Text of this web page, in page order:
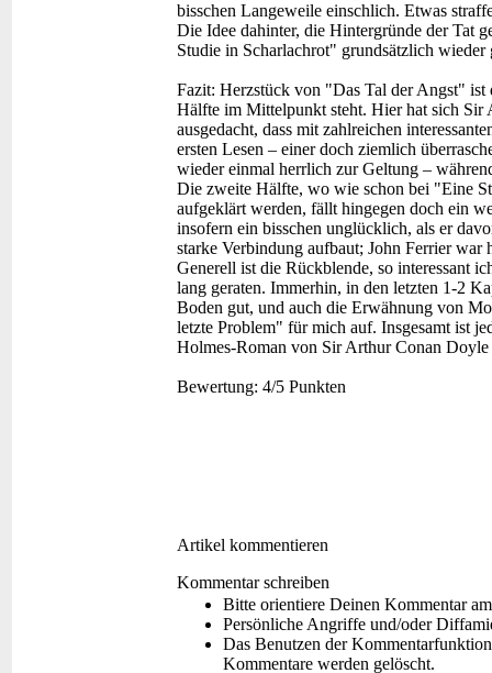
bisschen Langeweile einschlich. Etwas
Die Idee dahinter, die Hintergründe der Tat
Studie in Scharlachrot" grundsätzlich wieder
Fazit: Herzstück von "Das Tal der Angst"
Hälfte im Mittelpunkt steht. Hier hat sich
ausgedacht, dass mit zahlreichen
ersten Lesen – einer doch ziemlich
wieder einmal herrlich zur Geltung –
Die zweite Hälfte, wo wie schon bei "Eine
aufgeklärt werden, fällt hingegen doch ein
insofern ein bisschen unglücklich, als er
starke Verbindung aufbaut; John Ferrier
Generell ist die Rückblende, so interessant
lang geraten. Immerhin, in den letzten 1-2
Boden gut, und auch die Erwähnung von
letzte Problem" für mich auf. Insgesamt ist
Holmes-Roman von Sir Arthur Conan Doyle
Bewertung: 4/5 Punkten
Artikel kommentieren
Kommentar schreiben
Bitte orientiere Deinen Kommentar
Persönliche Angriffe und/oder
Das Benutzen der
Kommentare werden gelöscht.